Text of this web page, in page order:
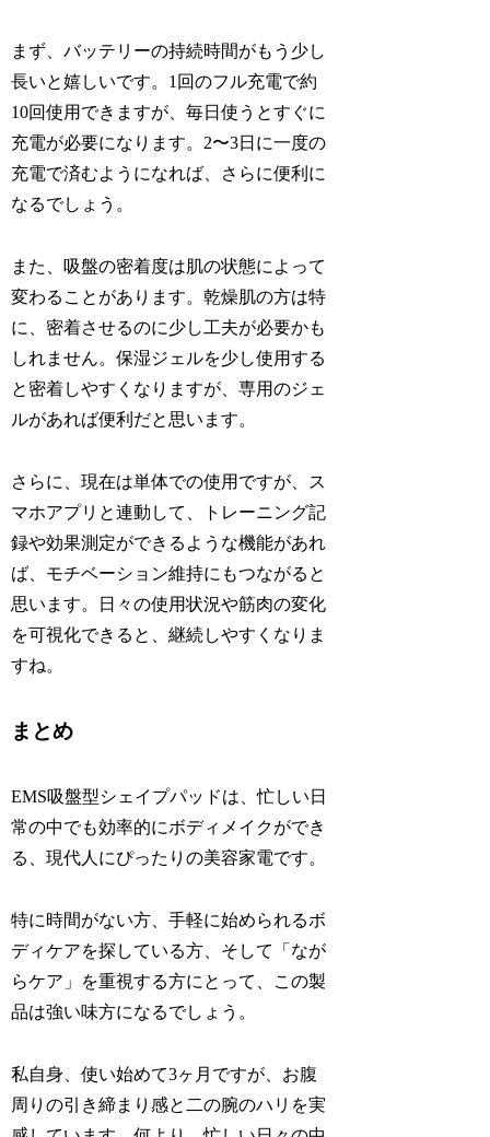
まず、バッテリーの持続時間がもう少し
長いと嬉しいです。1回のフル充電で約
10回使用できますが、毎日使うとすぐに
充電が必要になります。2〜3日に一度の
充電で済むようになれば、さらに便利に
なるでしょう。
また、吸盤の密着度は肌の状態によって
変わることがあります。乾燥肌の方は特
に、密着させるのに少し工夫が必要かも
しれません。保湿ジェルを少し使用する
と密着しやすくなりますが、専用のジェ
ルがあれば便利だと思います。
さらに、現在は単体での使用ですが、ス
マホアプリと連動して、トレーニング記
録や効果測定ができるような機能があれ
ば、モチベーション維持にもつながると
思います。日々の使用状況や筋肉の変化
を可視化できると、継続しやすくなりま
すね。
まとめ
EMS吸盤型シェイプパッドは、忙しい日
常の中でも効率的にボディメイクができ
る、現代人にぴったりの美容家電です。
特に時間がない方、手軽に始められるボ
ディケアを探している方、そして「なが
らケア」を重視する方にとって、この製
品は強い味方になるでしょう。
私自身、使い始めて3ヶ月ですが、お腹
周りの引き締まり感と二の腕のハリを実